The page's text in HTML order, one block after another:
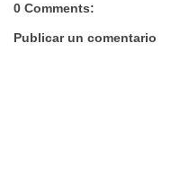
0 Comments:
Publicar un comentario